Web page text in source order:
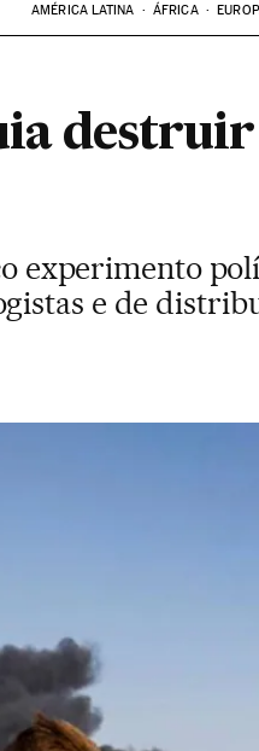
AMÉRICA LATINA ÁFRICA
destruir
experimento
e de